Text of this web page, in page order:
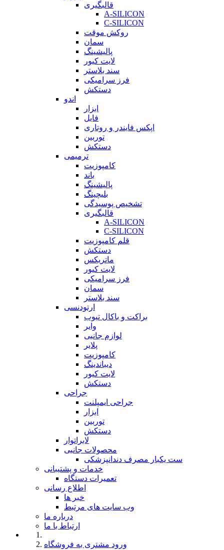
قالبگیری
A-SILICON
C-SILICON
روکش موقت
سمان
پالیشینگ
لایت کیور
سند بلاستر
فرز سرامیکی
دستکش
اندو
ابزار
فایل
اپکس فایندر و روتاری
توربین
دستکش
ترمیمی
کامپوزیت
باند
پالیشینگ
بلیچینگ
تشخیص پوسیدگی
قالبگیری
A-SILICON
C-SILICON
قلم کامپوزیت
دستکش
ماتریکس
لایت کیور
فرز سرامیکی
سمان
سند بلاستر
ارتودنسی
براکت و باکال تیوب
وایر
لوازم جانبی
پلایر
کامپوزیت
دیباندینگ
لایت کیور
دستکش
جراحی
جراحی ایمپلنت
ابزار
توربین
دستکش
لابراتوار
محصولات جانبی
ست یکبار مصرف دندانپزشکی
خدمات و پشتیبانی
تعمیرات دستگاه
اطلاع رسانی
خبر ها
وب سایت های مرتبط
درباره ما
ارتباط با ما
ورود مشتری به فروشگاه